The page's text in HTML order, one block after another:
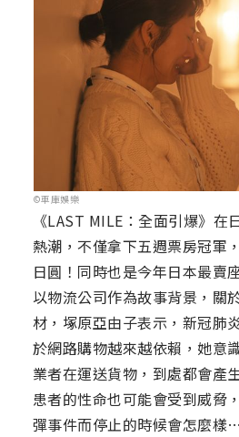
©車庫娛樂
《LAST MILE：全面引爆》在
熱潮，不僅拿下五週票房冠軍
日圓！同時也是今年日本最賣
以物流公司作為故事背景，關
材，塚原亞由子表示，新冠肺
於網路購物越來越依賴，她意
業者在運送貨物，到處都會產
患者的性命也可能會受到威脅
彈事件而停止的時候會怎麼